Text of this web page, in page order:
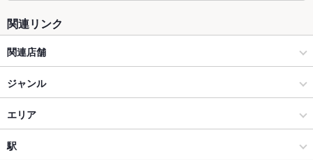
ソファー
テラス席
いなお席
設備
関連リンク
関連店舗
夜空のジンギスカン
夜空のジンギスカン2号店
ジャンル
焼肉・ホルモン
焼肉
エリア
すすきの駅
駅